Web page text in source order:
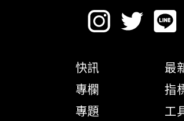
快訊
專欄
專題
最
指
工